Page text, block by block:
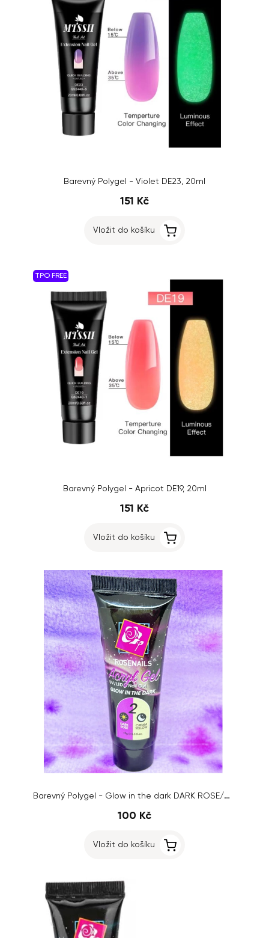
Barevný Polygel - Violet DE23, 20ml
151 Kč
Vložit do košíku
TPO FREE
Barevný Polygel - Apricot DE19, 20ml
151 Kč
Vložit do košíku
Barevný Polygel - Glow in the dark DARK ROSE/CREAM YELLOW č.02, 15g
100 Kč
Vložit do košíku